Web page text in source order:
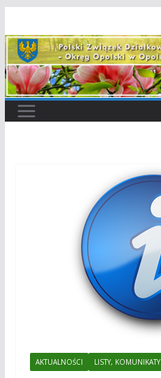
do
treści
AKTUALNOŚCI LISTY, KOMUNIKATY